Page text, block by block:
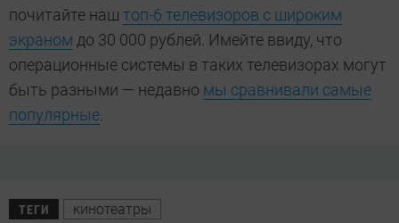
почитайте наш топ-6 телевизоров с широким
экраном до 30 000 рублей. Имейте ввиду, что
операционные системы в таких телевизорах могут
быть разными — недавно мы сравнивали самые
популярные
ТЕГИ кинотеатры